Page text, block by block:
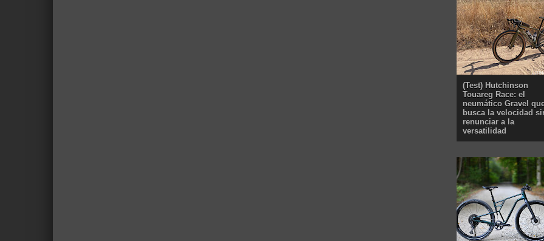
(Test) Hutchinson
Touareg Race: el
neumático Gravel
busca la velocidad
renunciar a la
versatilidad